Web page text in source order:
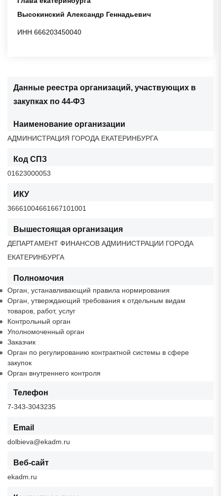
Высокинский Александр Геннадьевич
ИНН 666203450040
Данные реестра организаций, участвующих в
закупках по 44-ФЗ
Наименование организации
АДМИНИСТРАЦИЯ ГОРОДА ЕКАТЕРИНБУРГА
Код СПЗ
01623000053
ИКУ
36661004661667101001
Вышестоящая организация
ДЕПАРТАМЕНТ ФИНАНСОВ АДМИНИСТРАЦИИ ГОРОДА
ЕКАТЕРИНБУРГА
Полномочия
Орган, устанавливающий правила нормирования
Орган, утверждающий требования к отдельным видам
товаров, работ, услуг
Контрольный орган
Уполномоченный орган
Заказчик
Орган по регулированию контрактной системы в сфере
закупок
Орган внутреннего контроля
Телефон
7-343-3043235
Email
dolbieva@ekadm.ru
Веб-сайт
ekadm.ru